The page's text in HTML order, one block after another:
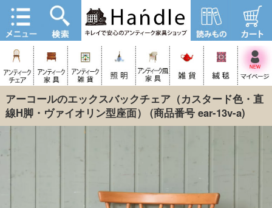
アーコールのエックスバックチェア（カスタード色・直
線H脚・ヴァイオリン型座面）
(商品番号 ear-13v-a)